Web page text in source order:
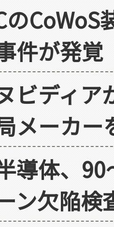
の
件が発覚
ビディア
メーカー
導体、
ン欠陥検